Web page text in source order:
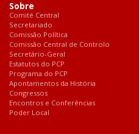
Sobre
Comité Central
Secretariado
Comissão Política
Comissão Central de Controlo
Secretário-Geral
Estatutos do PCP
Programa do PCP
Apontamentos da História
Congressos
Encontros e Conferências
Poder Local